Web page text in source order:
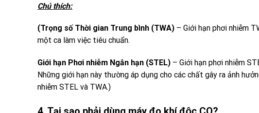
Chú thích:
(Trọng số Thời gian Trung bình (TWA) – Giới hạn phơi nhiễm
một ca làm việc tiêu chuẩn.
Giới hạn Phơi nhiễm Ngắn hạn (STEL) – Giới hạn phơi nhiễm
Những giới hạn này thường áp dụng cho các chất gây ra ảnh
nhiễm STEL và TWA.)